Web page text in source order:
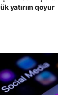
yatırım qoyur